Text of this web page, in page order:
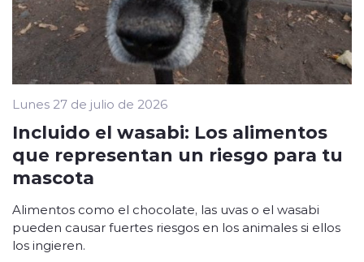
Lunes 27 de julio de 2026
Incluido el wasabi: Los alimentos
que representan un riesgo para tu
mascota
Alimentos como el chocolate, las uvas o el wasabi
pueden causar fuertes riesgos en los animales si ellos
los ingieren.